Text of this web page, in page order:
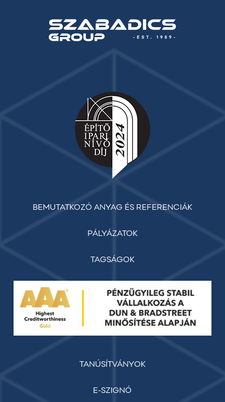
BEMUTATKOZÓ ANYAG ÉS REFERENCIÁK
PÁLYÁZATOK
TAGSÁGOK
TANÚSÍTVÁNYOK
E-SZIGNÓ